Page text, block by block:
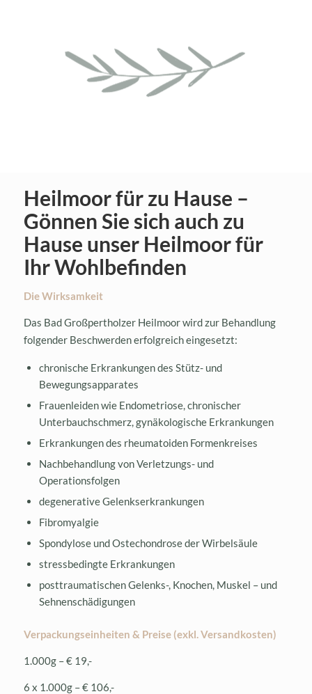
Heilmoor für zu Hause –
Gönnen Sie sich auch zu
Hause unser Heilmoor für
Ihr Wohlbefinden
Die Wirksamkeit
Das Bad Großpertholzer Heilmoor wird zur Behandlung
folgender Beschwerden erfolgreich eingesetzt:
chronische Erkrankungen des Stütz- und
Bewegungsapparates
Frauenleiden wie Endometriose, chronischer
Unterbauchschmerz, gynäkologische Erkrankungen
Erkrankungen des rheumatoiden Formenkreises
Nachbehandlung von Verletzungs- und
Operationsfolgen
degenerative Gelenkserkrankungen
Fibromyalgie
Spondylose und Ostechondrose der Wirbelsäule
stressbedingte Erkrankungen
posttraumatischen Gelenks-, Knochen, Muskel – und
Sehnenschädigungen
Verpackungseinheiten & Preise (exkl. Versandkosten)
1.000g – € 19,-
6 x 1.000g – € 106,-